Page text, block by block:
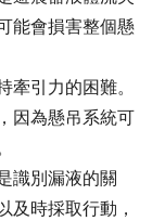
能會損害整個懸
引力的困難。
因為懸吊系統可
識別漏液的關
及時採取行動，